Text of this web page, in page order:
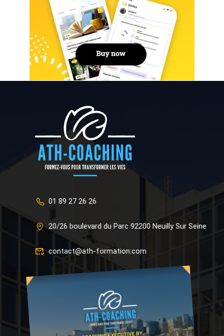
01 89 27 26 26
20/26 boulevard du Parc 92200 Neuilly Sur Seine
contact@ath-formation.com